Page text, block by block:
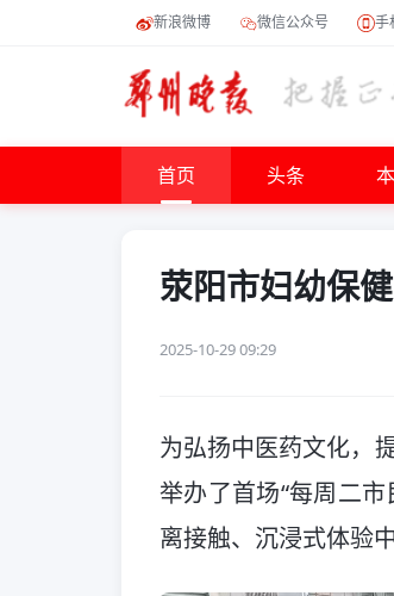
新浪微博 微信公众号 手
首页 头条
荥阳市妇幼保
2025-10-29 09:29
为弘扬中医药文化，
举办了首场“每周二
离接触、沉浸式体验